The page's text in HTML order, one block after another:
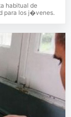
habitual de
para los j�venes.